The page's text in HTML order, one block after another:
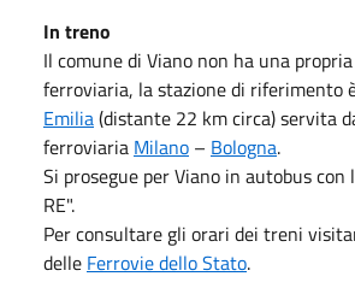
In treno
Il comune di Viano non ha una
ferroviaria, la stazione di riferimento
Emilia(distante 22 km circa) servita
ferroviaria Milano – Bologna.
Si prosegue per Viano in autobus con
RE".
Per consultare gli orari dei treni
delle Ferrovie dello Stato.